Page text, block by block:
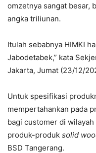
omzetnya sangat besar,
angka triliunan.
Itulah sebabnya HIMKI
Jabodetabek,” kata
Jakarta, Jumat (23/12/
Untuk spesifikasi
mempertahankan pada
bagi customer di
produk-produk solid
BSD Tangerang.